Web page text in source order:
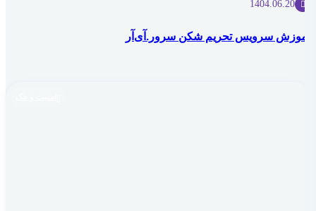
1404.06.20
آموزش سرویس تحریم شکن سرور.آی‌آر